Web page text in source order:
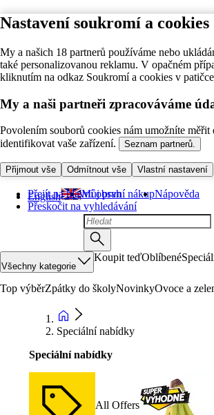
Nastavení soukromí a cookies
My a našich 18 partnerů používáme nebo
také personalizovanou reklamu. V opačném
kliknutím na odkaz Soukromí a cookies v
My a naši partneři zpracováváme
Povolením souborů cookies nám umožníte
identifikovat vaše zařízení.
Seznam partnerů.
Přijmout vše Odmítnout vše Vlastní nastavení
Přejít na hlavní obsah
Přeskočit na vyhledávání
English Můj první nákupNápověda
Všechny kategorie
Koupit teďOblíbené
Top výběrZpátky do školyNovinkyOvoce a
Speciální nabídky
Speciální nabídky
All Offers